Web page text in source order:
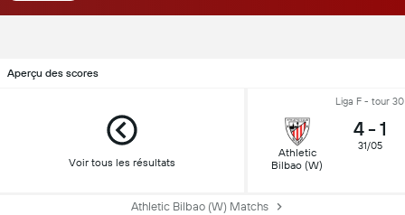
Aperçu des scores
Voir tous les résultats
Liga F - tour 30
Athletic
Bilbao (W)
4- 1
31/05
Athletic Bilbao (W) Matchs